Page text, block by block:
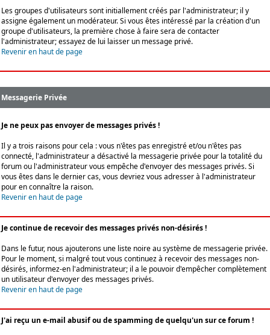
Les groupes d'utilisateurs sont initiallement créés par l'administrateur; il y
assigne également un modérateur. Si vous êtes intéressé par la création d'un
groupe d'utilisateurs, la première chose à faire sera de contacter
l'administrateur; essayez de lui laisser un message privé.
Revenir en haut de page
Messagerie Privée
Je ne peux pas envoyer de messages privés !
Il y a trois raisons pour cela : vous n'êtes pas enregistré et/ou n'êtes pas
connecté, l'administrateur a désactivé la messagerie privée pour la totalité du
forum ou l'administrateur vous empêche d'envoyer des messages privés. Si
vous êtes dans le dernier cas, vous devriez vous adresser à l'administrateur
pour en connaître la raison.
Revenir en haut de page
Je continue de recevoir des messages privés non-désirés !
Dans le futur, nous ajouterons une liste noire au système de messagerie privée.
Pour le moment, si malgré tout vous continuez à recevoir des messages non-
désirés, informez-en l'administrateur; il a le pouvoir d'empêcher complètement
un utilisateur d'envoyer des messages privés.
Revenir en haut de page
J'ai reçu un e-mail abusif ou de spamming de quelqu'un sur ce forum !